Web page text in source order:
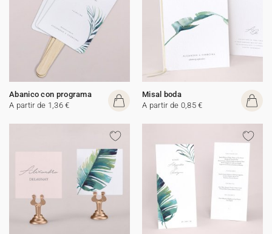
Abanico con programa
A partir de 1,36 €
Misal boda
A partir de 0,85 €